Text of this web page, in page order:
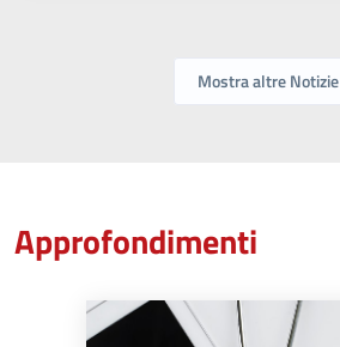
Mostra altre Notizie
Approfondimenti